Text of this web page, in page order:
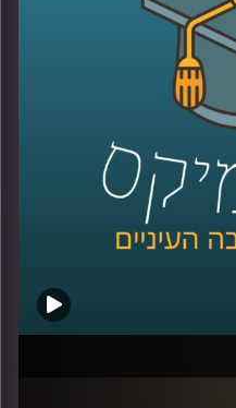
שאנחנו רואים בכותרות.
מאיר ג׳בדנפר, מומחה
הספר לאודר לממשל,
רייכמן